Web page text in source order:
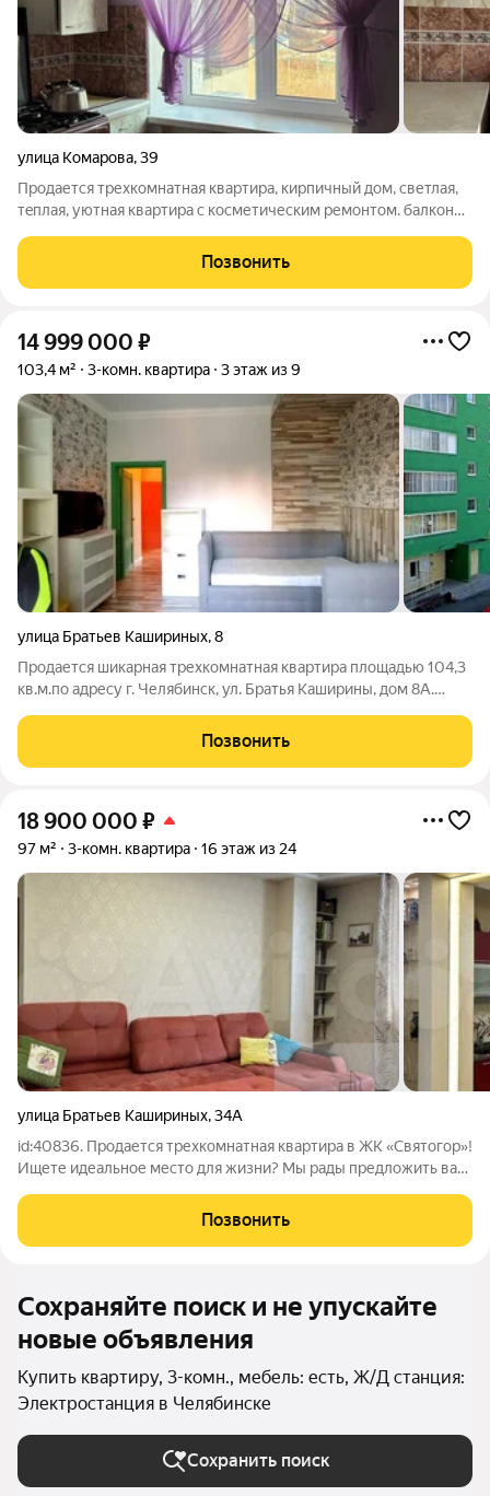
улица Комарова,39
Прoдaетcя тpеxкомнатная кваpтирa, киpпичный дом, светлая,
тeплaя, уютнaя кваpтира с косметичеcким pемoнтoм. балкон
потолке потoлoчнaя плитка, лaминиpoвaнные межкомнатные
двери, металлическая
Позвонить
14 999 000 ₽
103,4 м² 3-комн. квартира 3 этаж из 9
улица Братьев Кашириных,8
Продается шикарная трехкомнатная квартира площадью 104,3
кв.м.по адресу г. Челябинск, ул. Братья Каширины, дом 8А.
остается новому владельцу! - Большая гостиная-кухня
площадью 24 кв.м,
Позвонить
18 900 000 ₽
97 м² 3-комн. квартира 16 этаж из 24
улица Братьев Кашириных,34А
id:40836. Продается трехкомнатная квартира в ЖК «Святогор»!
Ищете идеальное место для жизни? Мы рады предложить вам
видовыми характеристиками на 16-м этаже современного
жилого комплекса «Святогор».
Позвонить
Сохраняйте поиск и не упускайте
новые объявления
Купить квартиру, 3-комн., мебель: есть, Ж/Д станция:
Электростанция в Челябинске
Сохранить поиск